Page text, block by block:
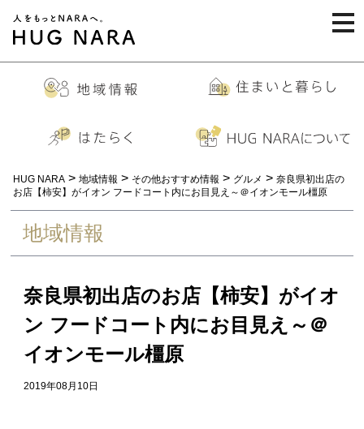
HUG NARA > 地域情報 > その他おすすめ情報 > グルメ > 奈良県初出店の
お店【柿安】がイオン フードコート内にお目見え～＠イオンモール橿原
地域情報
奈良県初出店のお店【柿安】がイオ
ン フードコート内にお目見え～＠
イオンモール橿原
2019年08月10日